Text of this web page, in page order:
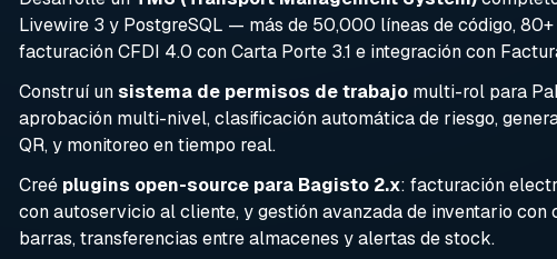
Livewire 3 y PostgreSQL — más de 50,000 líneas de código,
facturación CFDI 4.0 con Carta Porte 3.1 e integración con
Construí un sistema de permisos de trabajo multi-rol para
aprobación multi-nivel, clasificación automática de riesgo,
QR, y monitoreo en tiempo real.
Creé plugins open-source para Bagisto 2.x: facturación
con autoservicio al cliente, y gestión avanzada de inventario con
barras, transferencias entre almacenes y alertas de stock.